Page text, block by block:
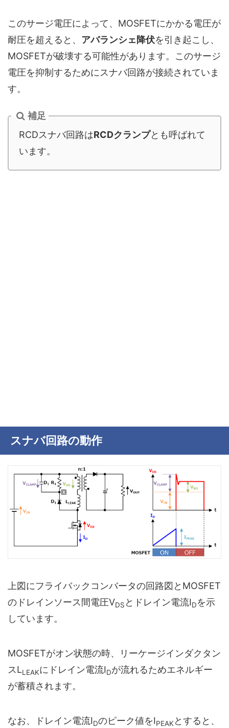
このサージ電圧によって、MOSFETにかかる電圧が
耐圧を超えると、 アバランシェ降伏を引き起こし、
MOSFETが破壊する可能性があります。このサージ
電圧を抑制するためにスナバ回路が接続されていま
す。
補足
RCDスナバ回路はRCDクランプとも呼ばれて
います。
スナバ回路の動作
上図にフライバックコンバータの回路図とMOSFET
のドレインソース間電圧VDS とドレイン電流IDを示
しています。
MOSFETがオン状態の時、リーケージインダクタン
スLLEAKにドレイン電流IDが流れるためエネルギー
が蓄積されます。
なお、ドレイン電流IDのピーク値をIPEAK とすると、